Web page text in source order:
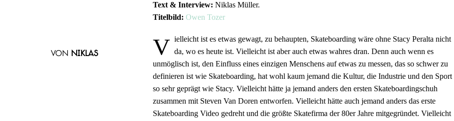
von Niklas
Text & Interview: Niklas Müller.
Titelbild: Owen Tozer
V ielleicht ist es etwas gewagt, zu behaupten, Skateboarding wäre ohne Stacy Peralta nicht
da, wo es heute ist. Vielleicht ist aber auch etwas wahres dran. Denn auch wenn es
unmöglisch ist, den Einfluss eines einzigen Menschens auf etwas zu messen, das so schwer zu
definieren ist wie Skateboarding, hat wohl kaum jemand die Kultur, die Industrie und den Sport
so sehr geprägt wie Stacy. Vielleicht hätte ja jemand anders den ersten Skateboardingschuh
zusammen mit Steven Van Doren entworfen. Vielleicht hätte auch jemand anders das erste
Skateboarding Video gedreht und die größte Skatefirma der 80er Jahre mitgegründet. Vielleicht